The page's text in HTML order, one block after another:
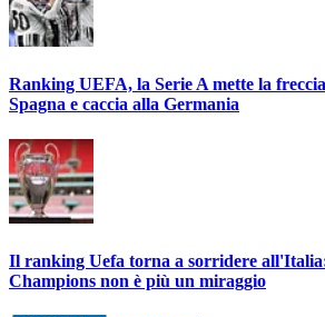
Ranking UEFA, la Serie A mette la
Spagna e caccia alla Germania
Il ranking Uefa torna a sorridere
Champions non è più un miraggio